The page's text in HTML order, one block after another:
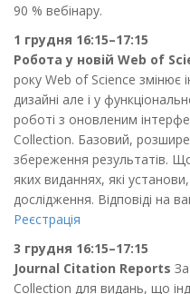
90 % вебінару.
1 грудня 16:15–17:15
Робота у новій Web of
року Web of Science змінює
дизайні але і у
роботі з оновленим
Collection. Базовий,
збереження результатів.
яких виданнях, які
дослідження. Відповіді на
Реєстрація
3 грудня 16:15–17:15
Journal Citation Reports
Collection для видань, що